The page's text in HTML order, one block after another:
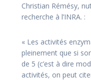
Christian Rémésy,
recherche à l’INRA. :
« Les activités
pleinement que si
de 5 (c’est à dire
activités, on peut